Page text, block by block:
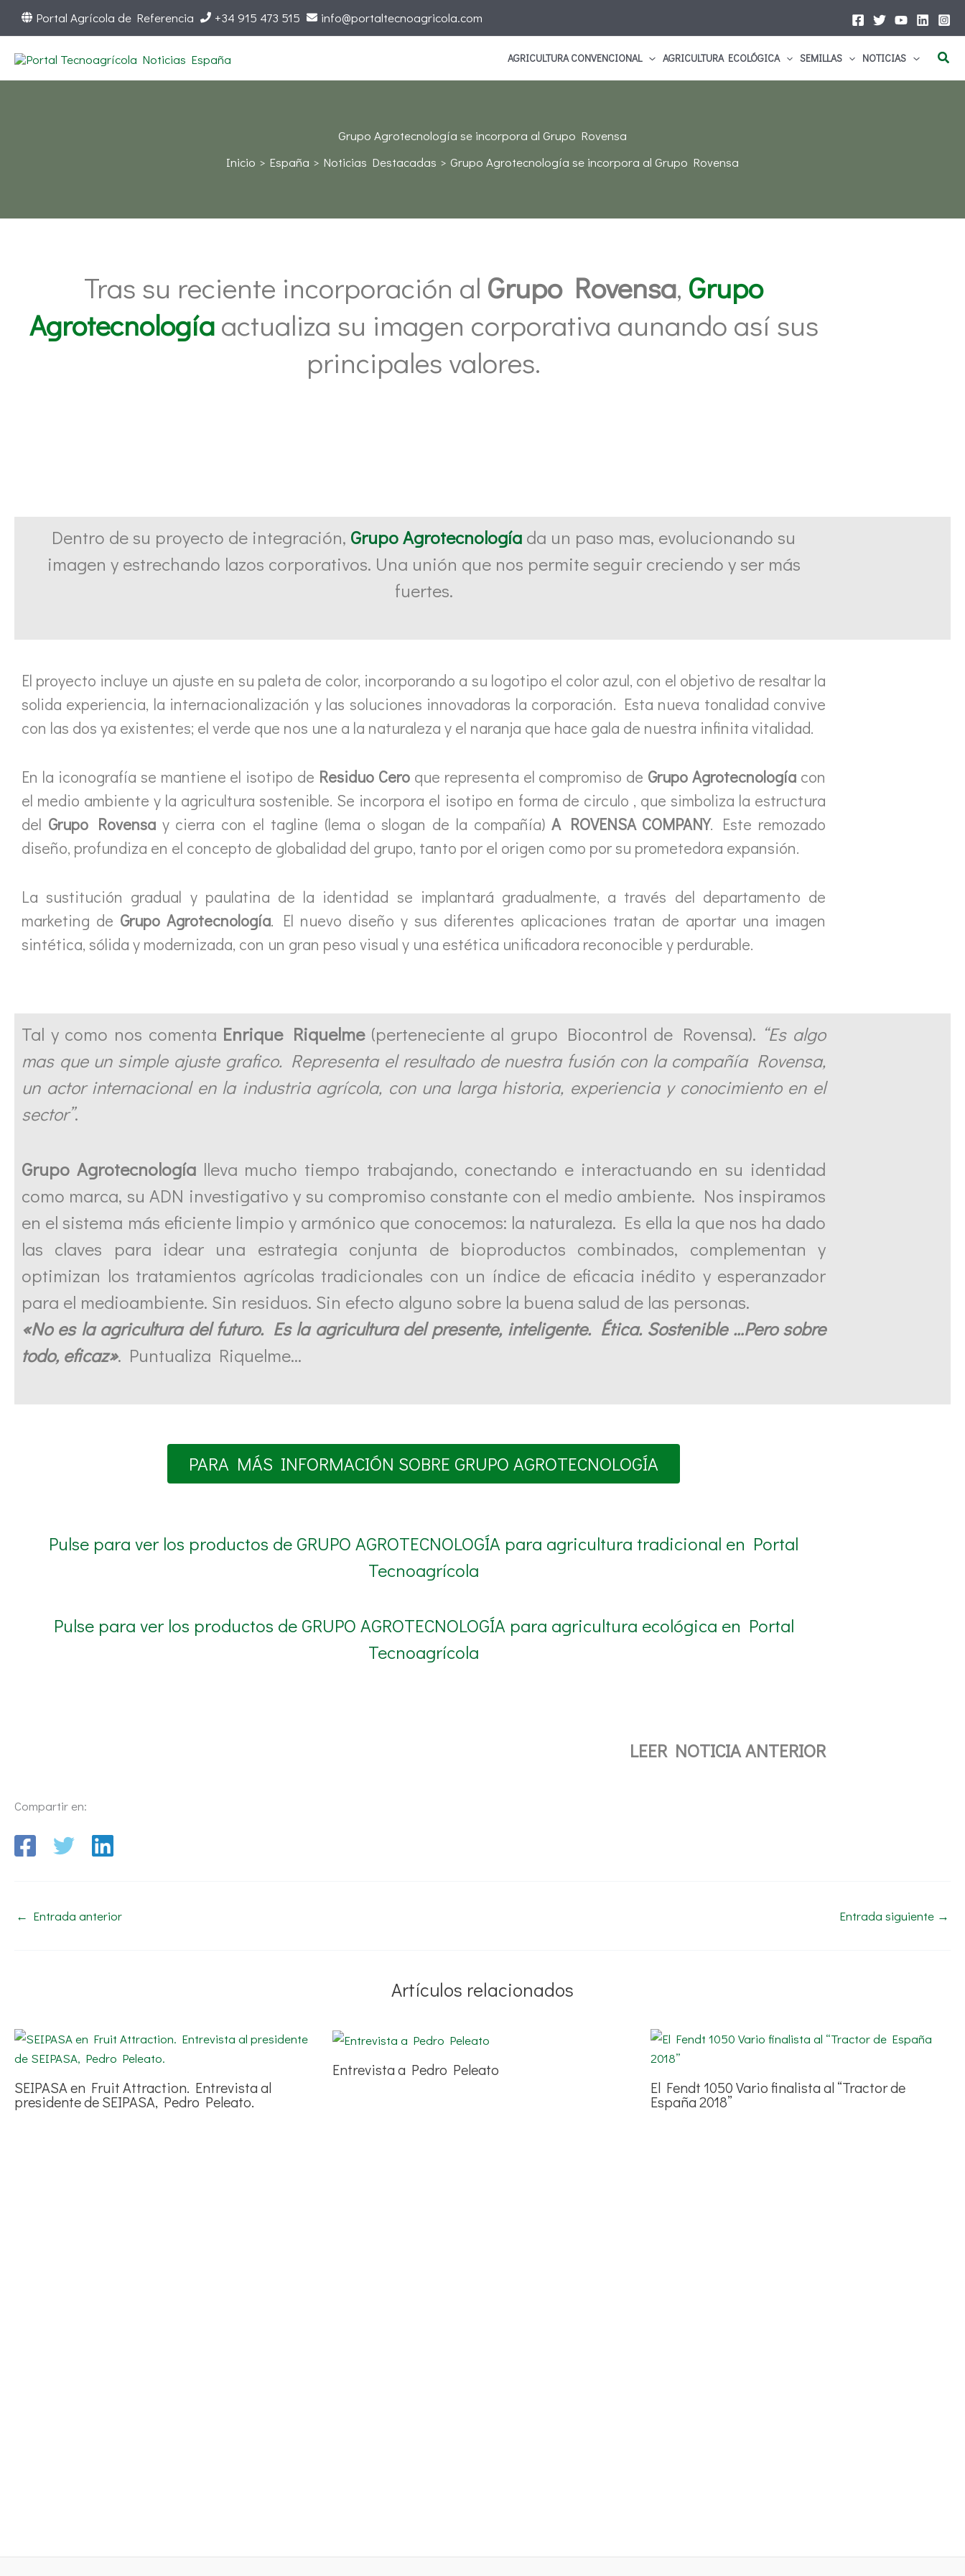
Portal Agrícola de Referencia +34 915 473 515 info@portaltecnoagricola.com
AGRICULTURA CONVENCIONAL AGRICULTURA ECOLÓGICA SEMILLAS NOTICIAS
Grupo Agrotecnología se incorpora al Grupo Rovensa
Inicio
España Noticias Destacadas Grupo Agrotecnología se incorpora al Grupo Rovensa
Tras su reciente incorporación al Grupo Rovensa, Grupo
Agrotecnologíaactualiza su imagen corporativa aunando así sus
principales valores.
Dentro de su proyecto de integración, Grupo Agrotecnología da un paso mas, evolucionando su
imagen y estrechando lazos corporativos. Una unión que nos permite seguir creciendo y ser más
fuertes.
El proyecto incluye un ajuste en su paleta de color, incorporando a su logotipo el color azul, con el objetivo de resaltar la
solida experiencia, la internacionalización y las soluciones innovadoras la corporación. Esta nueva tonalidad convive
con las dos ya existentes; el verde que nos une a la naturaleza y el naranja que hace gala de nuestra infinita vitalidad.
En la iconografía se mantiene el isotipo de Residuo Ceroque representa el compromiso de Grupo Agrotecnología con
el medio ambiente y la agricultura sostenible. Se incorpora el isotipo en forma de circulo , que simboliza la estructura
del Grupo Rovensay cierra con el tagline (lema o slogan de la compañía) A ROVENSA COMPANY. Este remozado
diseño, profundiza en el concepto de globalidad del grupo, tanto por el origen como por su prometedora expansión.
La sustitución gradual y paulatina de la identidad se implantará gradualmente, a través del departamento de
marketing de Grupo Agrotecnología. El nuevo diseño y sus diferentes aplicaciones tratan de aportar una imagen
sintética, sólida y modernizada, con un gran peso visual y una estética unificadora reconocible y perdurable.
Tal y como nos comenta Enrique Riquelme(perteneciente al grupo Biocontrol de Rovensa). “Es algo
mas que un simple ajuste grafico. Representa el resultado de nuestra fusión con la compañía Rovensa,
un actor internacional en la industria agrícola, con una larga historia, experiencia y conocimiento en el
sector”.
Grupo Agrotecnologíalleva mucho tiempo trabajando, conectando e interactuando en su identidad
como marca, su ADN investigativo y su compromiso constante con el medio ambiente. Nos inspiramos
en el sistema más eficiente limpio y armónico que conocemos: la naturaleza. Es ella la que nos ha dado
las claves para idear una estrategia conjunta de bioproductos combinados, complementan y
optimizan los tratamientos agrícolas tradicionales con un índice de eficacia inédito y esperanzador
para el medioambiente. Sin residuos. Sin efecto alguno sobre la buena salud de las personas.
«No es la agricultura del futuro. Es la agricultura del presente, inteligente. Ética. Sostenible …Pero sobre
todo, eficaz». Puntualiza Riquelme…
PARA MÁS INFORMACIÓN SOBRE GRUPO AGROTECNOLOGÍA
Pulse para ver los productos de GRUPO AGROTECNOLOGÍA para agricultura tradicional en Portal
Tecnoagrícola
Pulse para ver los productos de GRUPO AGROTECNOLOGÍA para agricultura ecológica en Portal
Tecnoagrícola
LEER NOTICIA ANTERIOR
Compartir en:
← Entrada anterior Entrada siguiente →
Artículos relacionados
SEIPASA en Fruit Attraction. Entrevista al
presidente de SEIPASA, Pedro Peleato.
Entrevista a Pedro Peleato
El Fendt 1050 Vario finalista al “Tractor de
España 2018”